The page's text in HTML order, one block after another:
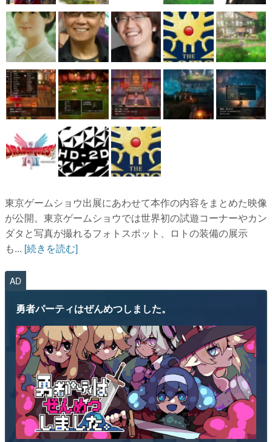
電ファミニコゲーマーとは？
運営：株式会社マレ
東京ゲームショウ出展にあわせて本作の内容をまとめた映像
が公開。東京ゲームショウでは世界初の試遊コーナーやカン
ダタと写真が撮れるフォトスポット、ロトの装備の展示
も... [続きを読む]
AD
勇者パーティはぜんめつしました。